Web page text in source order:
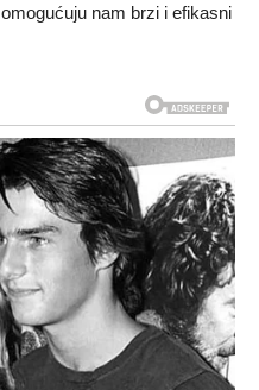
omogućuju nam brzi i efikasni